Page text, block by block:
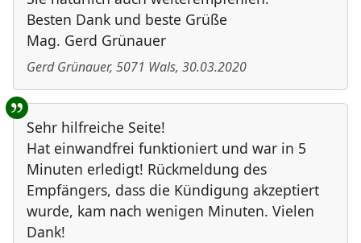
Besten Dank und beste Grüße
Mag. Gerd Grünauer
Gerd Grünauer, 5071 Wals, 30.03.2020
Sehr hilfreiche Seite!
Hat einwandfrei funktioniert und war in 5
Minuten erledigt! Rückmeldung des
Empfängers, dass die Kündigung akzeptiert
wurde, kam nach wenigen Minuten. Vielen
Dank!